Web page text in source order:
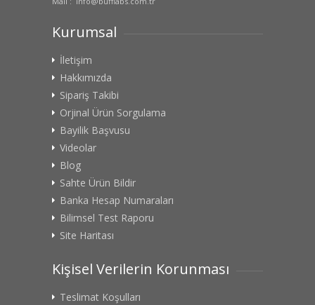
Kurumsal
İletişim
Hakkımızda
Sipariş Takibi
Orjinal Ürün Sorgulama
Bayilik Başvusu
Videolar
Blog
Sahte Ürün Bildir
Banka Hesap Numaraları
Bilimsel Test Raporu
Site Haritası
Kişisel Verilerin Korunması
Teslimat Koşulları